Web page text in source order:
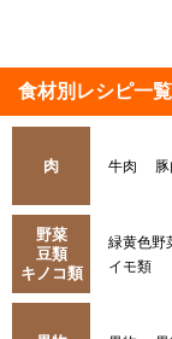
食材別レシピ一覧
肉 牛肉
野菜
豆類
キノコ類
緑黄色野
イモ類